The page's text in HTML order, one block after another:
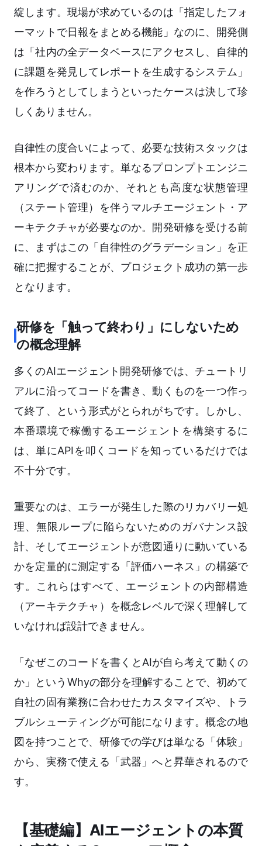
綻します。現場が求めているのは「指定したフォ
ーマットで日報をまとめる機能」なのに、開発側
は「社内の全データベースにアクセスし、自律的
に課題を発見してレポートを生成するシステム」
を作ろうとしてしまうといったケースは決して珍
しくありません。
自律性の度合いによって、必要な技術スタックは
根本から変わります。単なるプロンプトエンジニ
アリングで済むのか、それとも高度な状態管理
（ステート管理）を伴うマルチエージェント・ア
ーキテクチャが必要なのか。開発研修を受ける前
に、まずはこの「自律性のグラデーション」を正
確に把握することが、プロジェクト成功の第一歩
となります。
研修を「触って終わり」にしないため
の概念理解
多くのAIエージェント開発研修では、チュートリ
アルに沿ってコードを書き、動くものを一つ作っ
て終了、という形式がとられがちです。しかし、
本番環境で稼働するエージェントを構築するに
は、単にAPIを叩くコードを知っているだけでは
不十分です。
重要なのは、エラーが発生した際のリカバリー処
理、無限ループに陥らないためのガバナンス設
計、そしてエージェントが意図通りに動いている
かを定量的に測定する「評価ハーネス」の構築で
す。これらはすべて、エージェントの内部構造
（アーキテクチャ）を概念レベルで深く理解して
いなければ設計できません。
「なぜこのコードを書くとAIが自ら考えて動くの
か」というWhyの部分を理解することで、初めて
自社の固有業務に合わせたカスタマイズや、トラ
ブルシューティングが可能になります。概念の地
図を持つことで、研修での学びは単なる「体験」
から、実務で使える「武器」へと昇華されるので
す。
【基礎編】AIエージェントの本質